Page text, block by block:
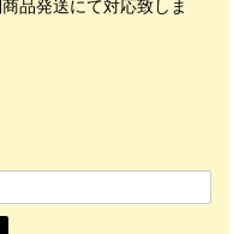
品発送にて対応致しま